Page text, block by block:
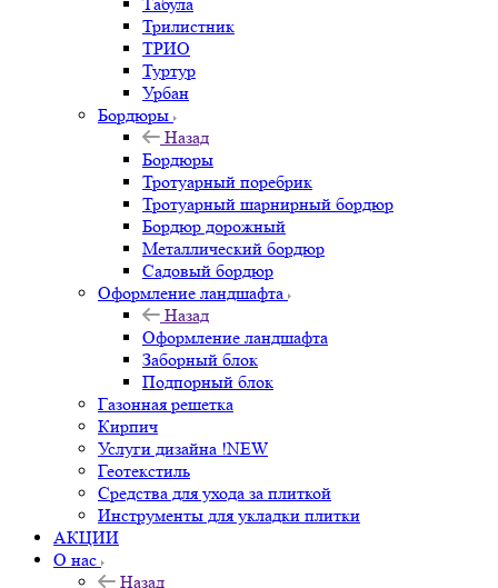
Трилистник
ТРИО
Туртур
Урбан
Бордюры
Назад
Бордюры
Тротуарный поребрик
Тротуарный шарнирный бордюр
Бордюр дорожный
Металлический бордюр
Садовый бордюр
Оформление ландшафта
Назад
Оформление ландшафта
Заборный блок
Подпорный блок
Газонная решетка
Кирпич
Услуги дизайна !NEW
Геотекстиль
Средства для ухода за плиткой
Инструменты для укладки плитки
АКЦИИ
О нас
Назад